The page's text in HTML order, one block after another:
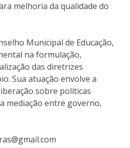
melhoria da qualidade do
Municipal de Educação,
na formulação,
das diretrizes
Sua atuação envolve a
sobre políticas
mediação entre governo,